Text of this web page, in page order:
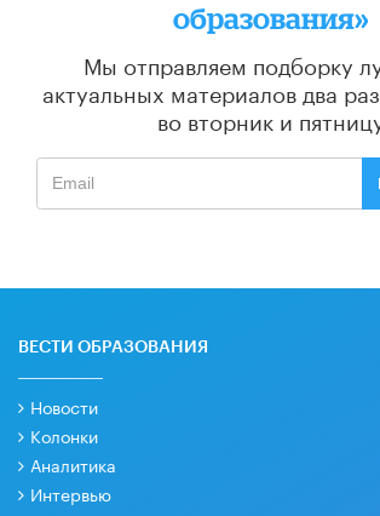
образования»
Мы отправляем подборку
актуальных материалов два
во вторник и
ВЕСТИ ОБРАЗОВАНИЯ
Новости
Колонки
Аналитика
Интервью